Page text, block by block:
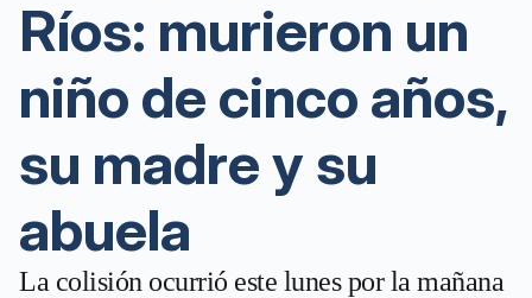
Ríos: murieron un
niño de cinco años,
su madre y su
abuela
La colisión ocurrió este lunes por la mañana